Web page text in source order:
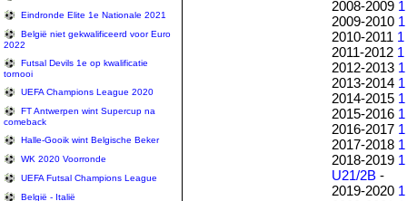
Eindronde Elite 1e Nationale 2021
België niet gekwalificeerd voor Euro
2022
Futsal Devils 1e op kwalificatie
tornooi
UEFA Champions League 2020
FT Antwerpen wint Supercup na
comeback
Halle-Gooik wint Belgische Beker
WK 2020 Voorronde
UEFA Futsal Champions League
België - Italië
2008-2009 1
2009-2010 1
2010-2011 1
2011-2012 1
2012-2013 1
2013-2014 1
2014-2015 1
2015-2016 1
2016-2017 1
2017-2018 1
2018-2019 1
U21/2B -
2019-2020 1